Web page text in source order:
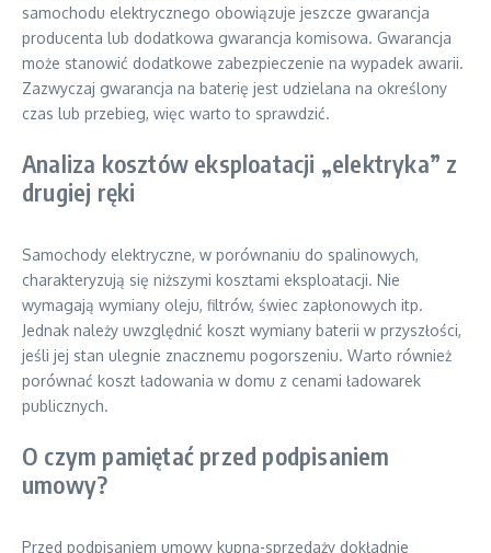
samochodu elektrycznego obowiązuje jeszcze gwarancja
producenta lub dodatkowa gwarancja komisowa. Gwarancja
może stanowić dodatkowe zabezpieczenie na wypadek awarii.
Zazwyczaj gwarancja na baterię jest udzielana na określony
czas lub przebieg, więc warto to sprawdzić.
Analiza kosztów eksploatacji „elektryka” z
drugiej ręki
Samochody elektryczne, w porównaniu do spalinowych,
charakteryzują się niższymi kosztami eksploatacji. Nie
wymagają wymiany oleju, filtrów, świec zapłonowych itp.
Jednak należy uwzględnić koszt wymiany baterii w przyszłości,
jeśli jej stan ulegnie znacznemu pogorszeniu. Warto również
porównać koszt ładowania w domu z cenami ładowarek
publicznych.
O czym pamiętać przed podpisaniem
umowy?
Przed podpisaniem umowy kupna-sprzedaży dokładnie